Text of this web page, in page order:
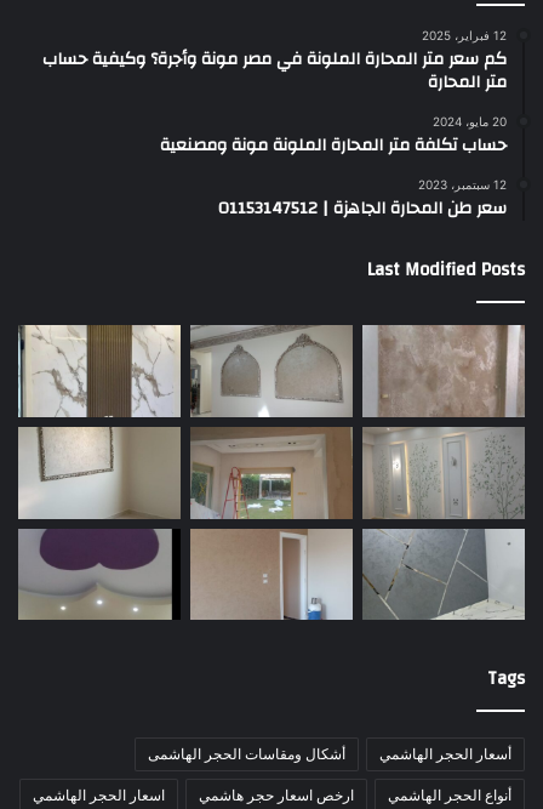
12 فبراير، 2025
كم سعر متر المحارة الملونة في مصر مونة وأجرة؟ وكيفية حساب
متر المحارة
20 مايو، 2024
حساب تكلفة متر المحارة الملونة مونة ومصنعية
12 سبتمبر، 2023
سعر طن المحارة الجاهزة | 01153147512
Last Modified Posts
Tags
أسعار الحجر الهاشمي أشكال ومقاسات الحجر الهاشمى
أنواع الحجر الهاشمي ارخص اسعار حجر هاشمي اسعار الحجر الهاشمي